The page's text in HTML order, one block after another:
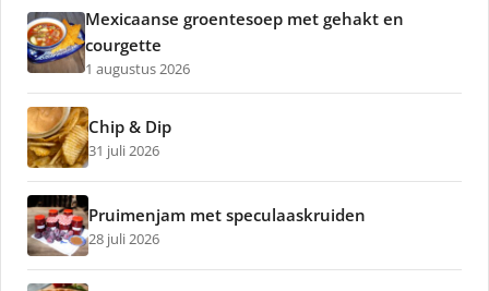
Mexicaanse groentesoep met gehakt en
courgette
1 augustus 2026
Chip & Dip
31 juli 2026
Pruimenjam met speculaaskruiden
28 juli 2026